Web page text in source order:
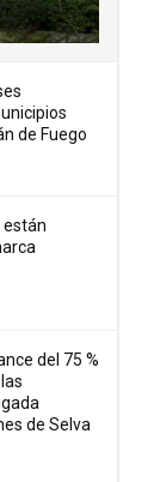
de Fuego
están
del 75 %
de Selva